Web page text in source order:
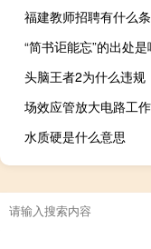
福建教师招聘有什么
“简书讵能忘”的出处是
场效应管放大电路工
水质硬是什么意思